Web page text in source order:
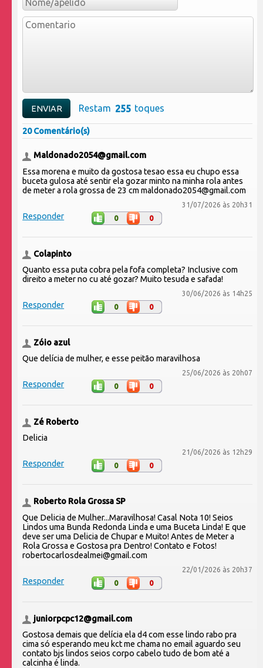
Restam toques
20 Comentário(s)
Maldonado2054@gmail.com
Essa morena e muito da gostosa tesao essa eu chupo essa
buceta gulosa até sentir ela gozar minto na minha rola antes
de meter a rola grossa de 23 cm maldonado2054@gmail.com
31/07/2026 às 20h31
Responder 0 0
Colapinto
Quanto essa puta cobra pela fofa completa? Inclusive com
direito a meter no cu até gozar? Muito tesuda e safada!
30/06/2026 às 14h25
Responder 0 0
Zóio azul
Que delícia de mulher, e esse peitão maravilhosa
25/06/2026 às 20h07
Responder 0 0
Zé Roberto
Delicia
21/06/2026 às 12h29
Responder 0 0
Roberto Rola Grossa SP
Que Delicia de Mulher...Maravilhosa! Casal Nota 10! Seios
Lindos uma Bunda Redonda Linda e uma Buceta Linda! E que
deve ser uma Delicia de Chupar e Muito! Antes de Meter a
Rola Grossa e Gostosa pra Dentro! Contato e Fotos!
robertocarlosdealmei@gmail.com
22/01/2026 às 20h37
Responder 0 0
juniorpcpc12@gmail.com
Gostosa demais que delícia ela d4 com esse lindo rabo pra
cima só esperando meu kct me chama no email aguardo seu
contato bjs lindos seios corpo cabelo tudo de bom até a
calcinha é linda.